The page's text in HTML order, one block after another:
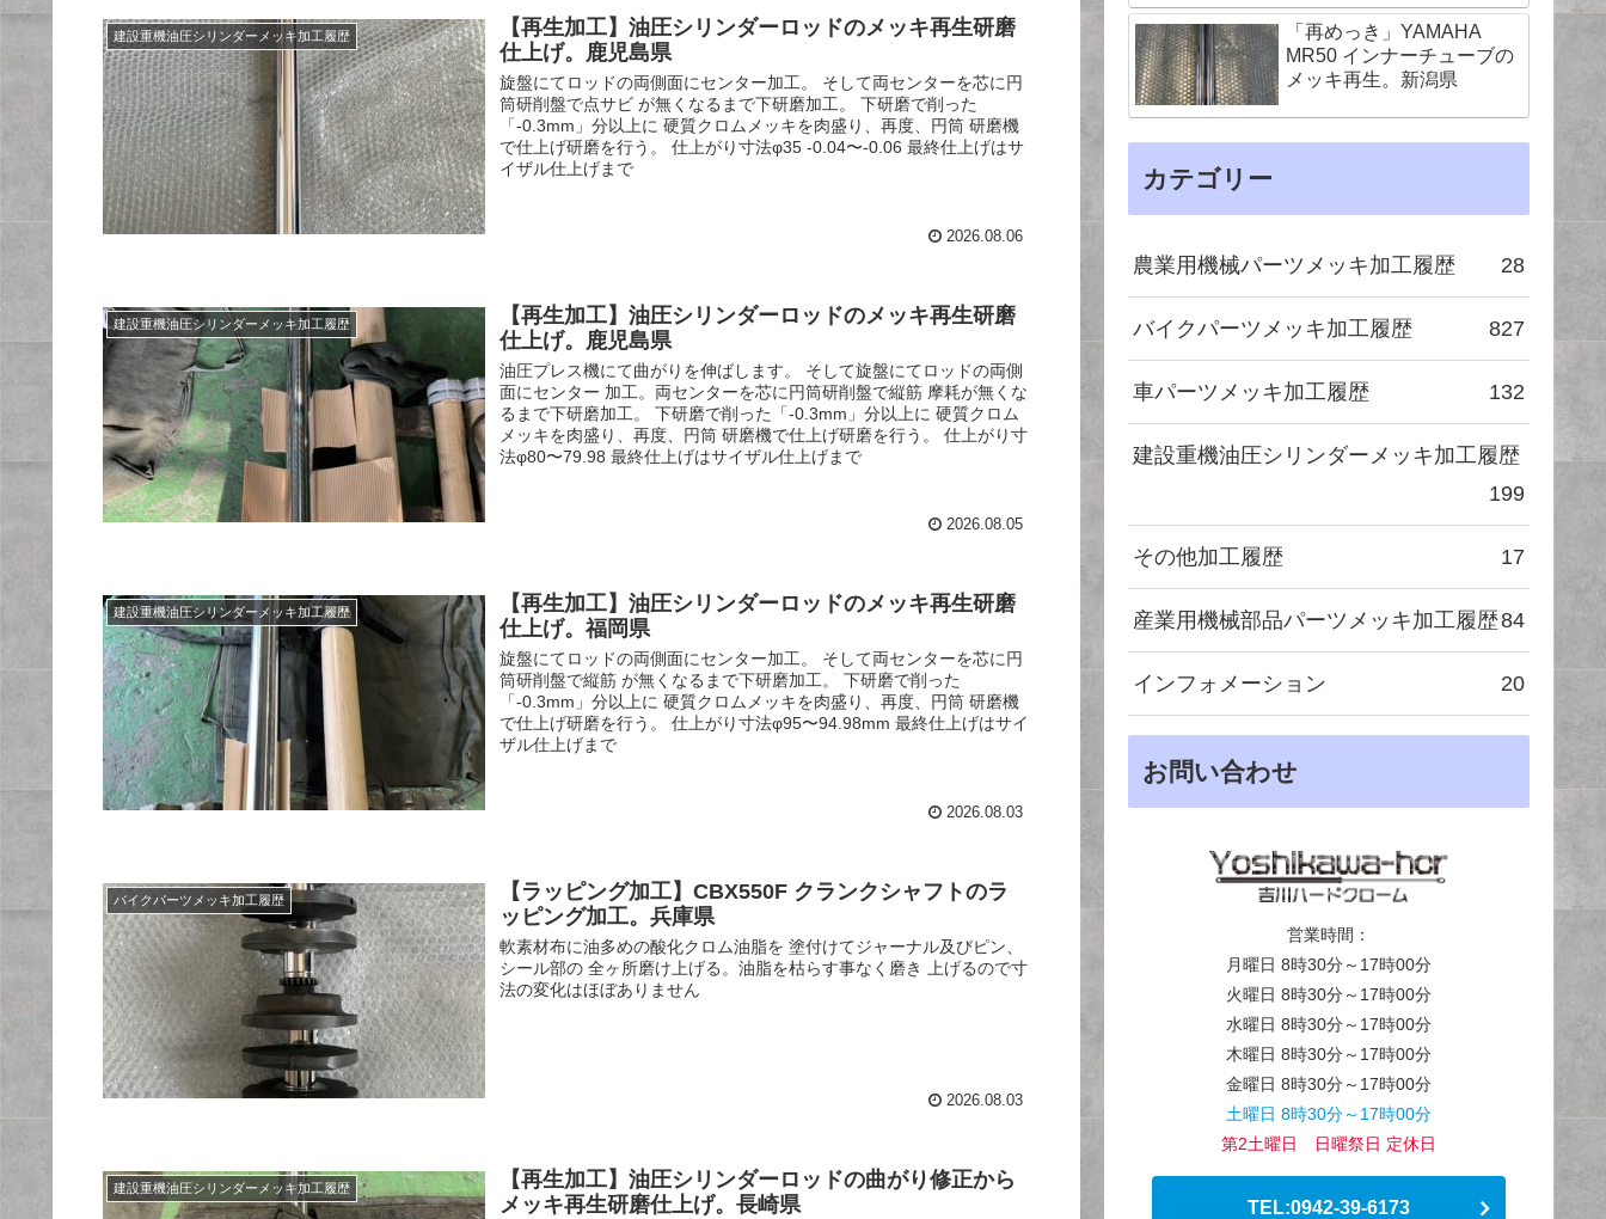
建設重機油圧シリンダーメッキ加工履歴
【再生加工】油圧シリンダーロッドのメッキ再生研磨
仕上げ。鹿児島県
旋盤にてロッドの両側面にセンター加工。 そして両センターを芯に円
筒研削盤で点サビ が無くなるまで下研磨加工。 下研磨で削った
「-0.3mm」分以上に 硬質クロムメッキを肉盛り、再度、円筒 研磨機
で仕上げ研磨を行う。 仕上がり寸法φ35 -0.04〜-0.06 最終仕上げはサ
イザル仕上げまで
2026.08.06
建設重機油圧シリンダーメッキ加工履歴
【再生加工】油圧シリンダーロッドのメッキ再生研磨
仕上げ。鹿児島県
油圧プレス機にて曲がりを伸ばします。 そして旋盤にてロッドの両側
面にセンター 加工。両センターを芯に円筒研削盤で縦筋 摩耗が無くな
るまで下研磨加工。 下研磨で削った「-0.3mm」分以上に 硬質クロム
メッキを肉盛り、再度、円筒 研磨機で仕上げ研磨を行う。 仕上がり寸
法φ80〜79.98 最終仕上げはサイザル仕上げまで
2026.08.05
建設重機油圧シリンダーメッキ加工履歴
【再生加工】油圧シリンダーロッドのメッキ再生研磨
仕上げ。福岡県
旋盤にてロッドの両側面にセンター加工。 そして両センターを芯に円
筒研削盤で縦筋 が無くなるまで下研磨加工。 下研磨で削った
「-0.3mm」分以上に 硬質クロムメッキを肉盛り、再度、円筒 研磨機
で仕上げ研磨を行う。 仕上がり寸法φ95〜94.98mm 最終仕上げはサイ
ザル仕上げまで
2026.08.03
バイクパーツメッキ加工履歴
【ラッピング加工】CBX550F クランクシャフトのラ
ッピング加工。兵庫県
軟素材布に油多めの酸化クロム油脂を 塗付けてジャーナル及びピン、
シール部の 全ヶ所磨け上げる。油脂を枯らす事なく磨き 上げるので寸
法の変化はほぼありません
2026.08.03
建設重機油圧シリンダーメッキ加工履歴
【再生加工】油圧シリンダーロッドの曲がり修正から
メッキ再生研磨仕上げ。長崎県
「再めっき」YAMAHA
MR50 インナーチューブの
メッキ再生。新潟県
カテゴリー
農業用機械パーツメッキ加工履歴 28
バイクパーツメッキ加工履歴 827
車パーツメッキ加工履歴 132
建設重機油圧シリンダーメッキ加工履歴
199
その他加工履歴 17
産業用機械部品パーツメッキ加工履歴84
インフォメーション 20
お問い合わせ
営業時間：
月曜日 8時30分～17時00分
火曜日 8時30分～17時00分
水曜日 8時30分～17時00分
木曜日 8時30分～17時00分
金曜日 8時30分～17時00分
土曜日 8時30分～17時00分
第2土曜日 日曜祭日 定休日
TEL:0942-39-6173